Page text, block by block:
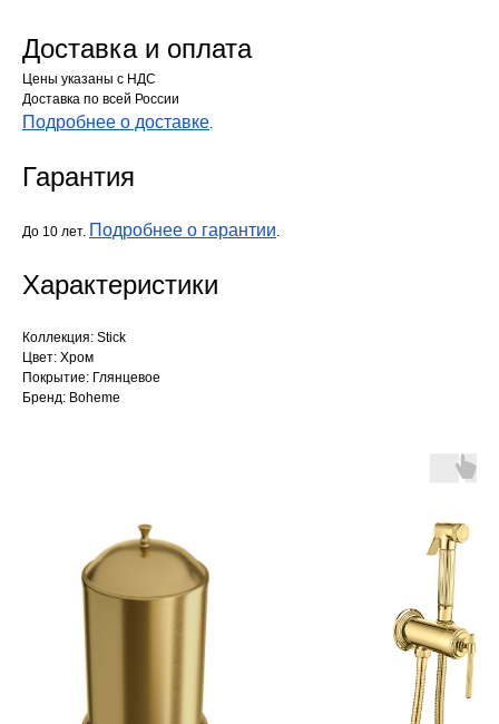
Доставка и оплата
Цены указаны с НДС
Доставка по всей России
Подробнее о доставке.
Гарантия
До 10 лет. Подробнее о гарантии.
Характеристики
Коллекция: Stick
Цвет: Хром
Покрытие: Глянцевое
Бренд: Boheme